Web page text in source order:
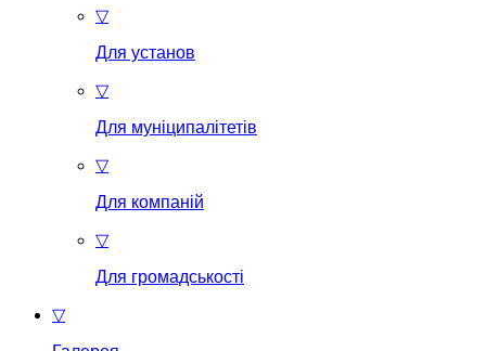
▽
Для установ
▽
Для муніципалітетів
▽
Для компаній
▽
Для громадськості
▽